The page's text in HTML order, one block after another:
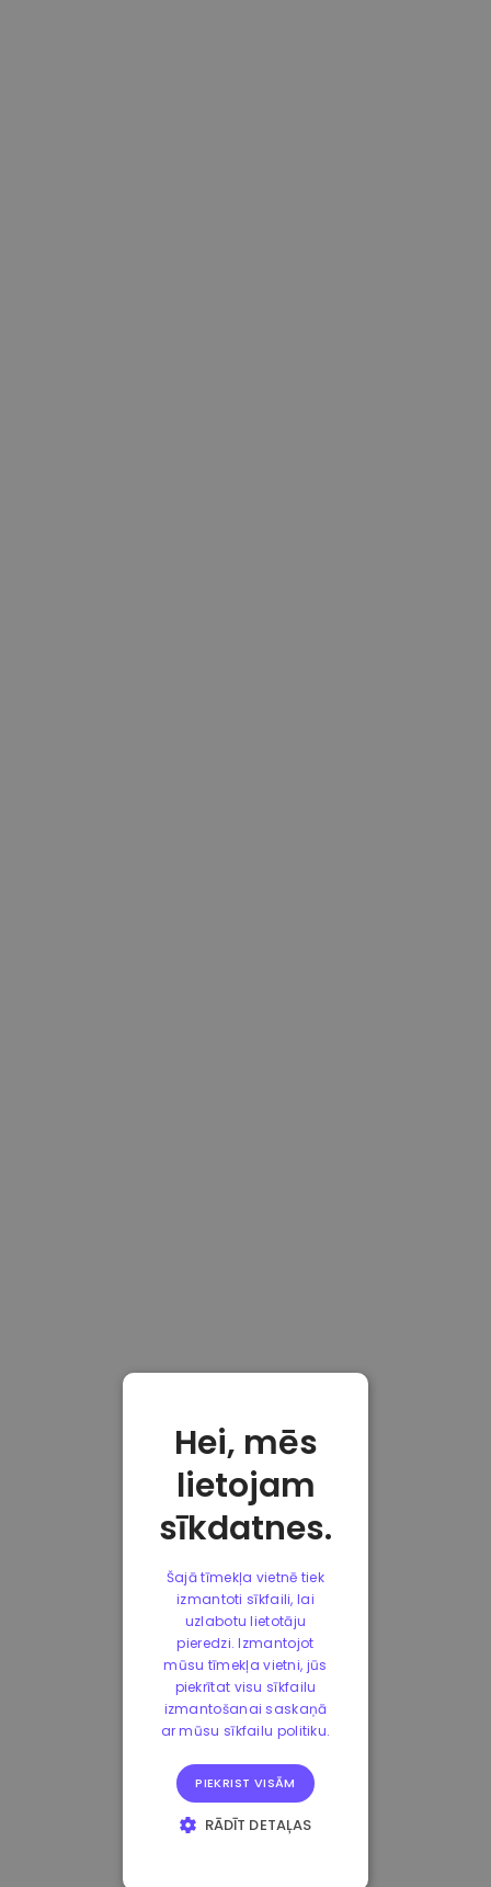
Hei, mēs
lietojam
sīkdatnes.
Šajā tīmekļa vietnē tiek
izmantoti sīkfaili, lai
uzlabotu lietotāju
pieredzi. Izmantojot
mūsu tīmekļa vietni, jūs
piekrītat visu sīkfailu
izmantošanai saskaņā
ar mūsu sīkfailu politiku.
PIEKRIST VISĀM
RĀDĪT DETAĻAS